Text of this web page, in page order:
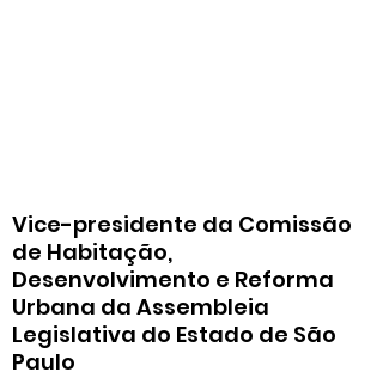
Vice-presidente da Comissão
de Habitação,
Desenvolvimento e Reforma
Urbana da Assembleia
Legislativa do Estado de São
Paulo